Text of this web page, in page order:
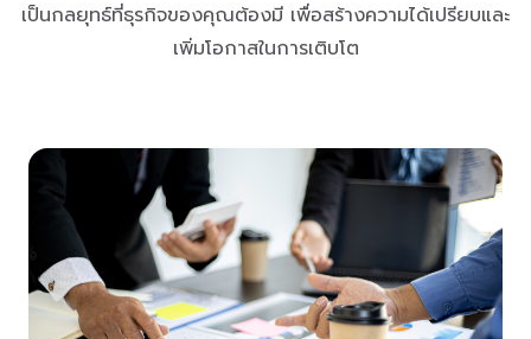
เป็นกลยุทธ์ที่ธุรกิจของคุณต้องมี เพื่อสร้างความได้เปรียบและ
เพิ่มโอกาสในการเติบโต